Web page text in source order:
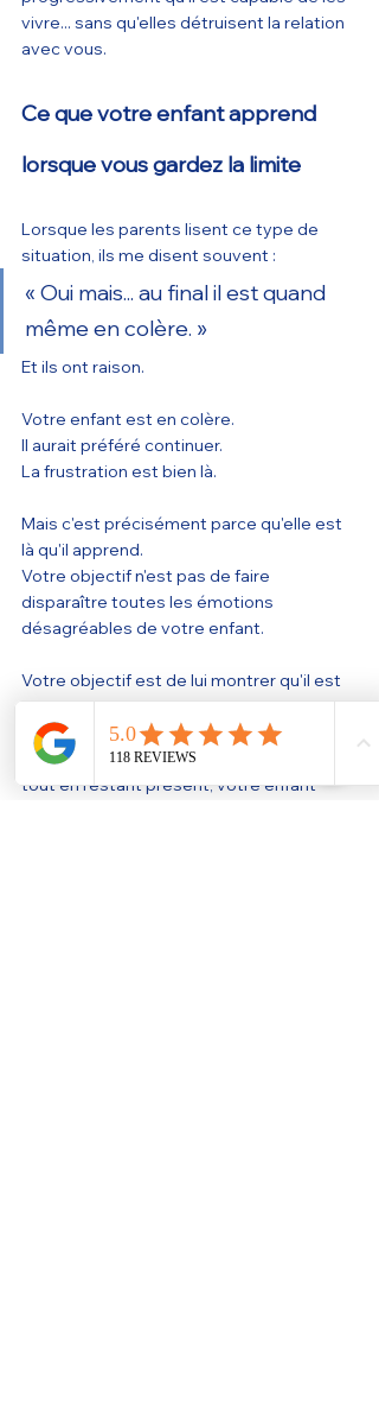
vivre... sans qu'elles détruisent la relation
avec vous.
Ce que votre enfant apprend
lorsque vous gardez la limite
Lorsque les parents lisent ce type de
situation, ils me disent souvent :
« Oui mais... au final il est quand
même en colère. »
Et ils ont raison.
Votre enfant est en colère.
Il aurait préféré continuer.
La frustration est bien là.
Mais c'est précisément parce qu'elle est
là qu'il apprend.
Votre objectif n'est pas de faire
disparaître toutes les émotions
désagréables de votre enfant.
Votre objectif est de lui montrer qu'il est
capable de les traverser.
À chaque fois que vous gardez une limite
tout en restant présent, votre enfant